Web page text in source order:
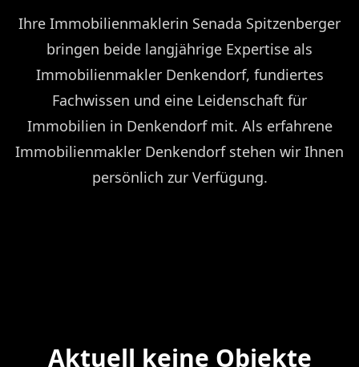
Ihre Immobilienmaklerin Senada Spitzenberger
bringen beide langjährige Expertise als
Immobilienmakler Denkendorf, fundiertes
Fachwissen und eine Leidenschaft für
Immobilien in Denkendorf mit. Als erfahrene
Immobilienmakler Denkendorf stehen wir Ihnen
persönlich zur Verfügung.
Aktuell keine Objekte